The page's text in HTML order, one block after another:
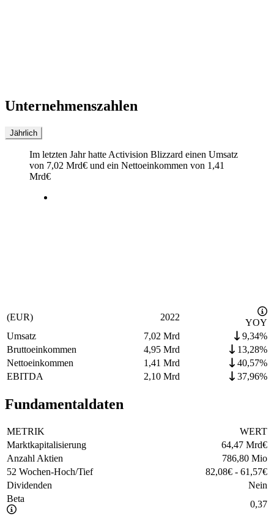
Unternehmenszahlen
Jährlich
Im letzten Jahrhatte Activision Blizzard einen Umsatz
von 7,02 Mrd€ und ein Nettoeinkommen von 1,41
Mrd€
(EUR) 2022
YOY
Umsatz
7,02 Mrd
9,34%
Bruttoeinkommen
4,95 Mrd
13,28%
Nettoeinkommen
1,41 Mrd
40,57%
EBITDA
2,10 Mrd 37,96%
Fundamentaldaten
METRIK
WERT
Marktkapitalisierung
64,47 Mrd€
Anzahl Aktien
786,80 Mio
52 Wochen-Hoch/Tief
82,08€ - 61,57€
Dividenden
Nein
Beta
0,37